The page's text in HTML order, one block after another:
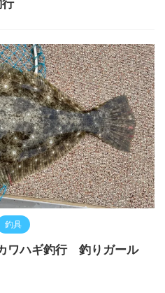
釣具
ワハギ釣行 釣りガール